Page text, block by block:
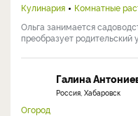
Кулинария
Комнатные
Ольга занимается
преобразует родительский
Галина
Россия, Хабаровск
Огород